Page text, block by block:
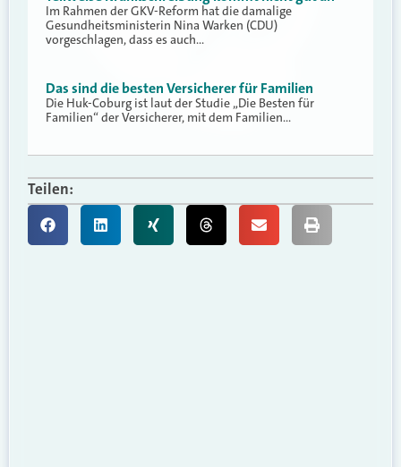
Im Rahmen der GKV-Reform hat die damalige
Gesundheitsministerin Nina Warken (CDU)
vorgeschlagen, dass es auch…
Das sind die besten Versicherer für Familien
Die Huk-Coburg ist laut der Studie „Die Besten für
Familien“ der Versicherer, mit dem Familien…
Teilen: